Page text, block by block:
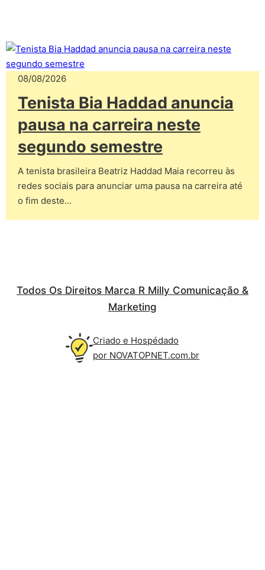
08/08/2026
Tenista Bia Haddad anuncia
pausa na carreira neste
segundo semestre
A tenista brasileira Beatriz Haddad Maia recorreu às
redes sociais para anunciar uma pausa na carreira até
o fim deste…
Todos Os Direitos Marca R Milly Comunicação &
Marketing
Criado e Hospédado
por NOVATOPNET.com.br